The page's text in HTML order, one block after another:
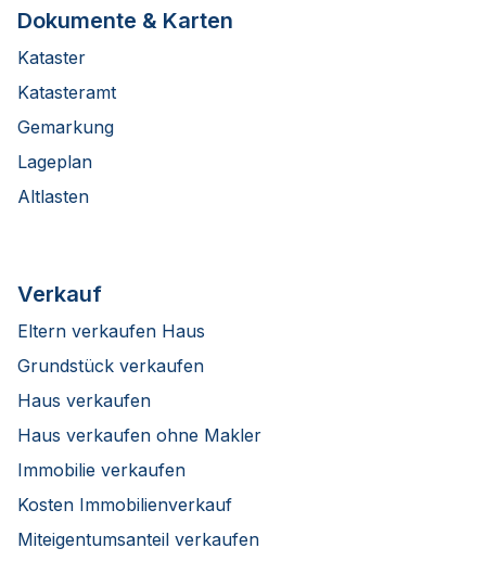
Dokumente & Karten
Kataster
Katasteramt
Gemarkung
Lageplan
Altlasten
Verkauf
Eltern verkaufen Haus
Grundstück verkaufen
Haus verkaufen
Haus verkaufen ohne Makler
Immobilie verkaufen
Kosten Immobilienverkauf
Miteigentumsanteil verkaufen